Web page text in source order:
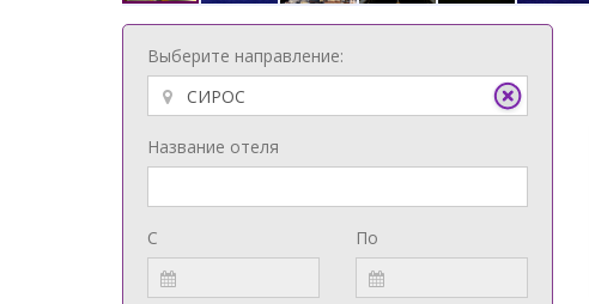
Выберите направление:
Название отеля
С По